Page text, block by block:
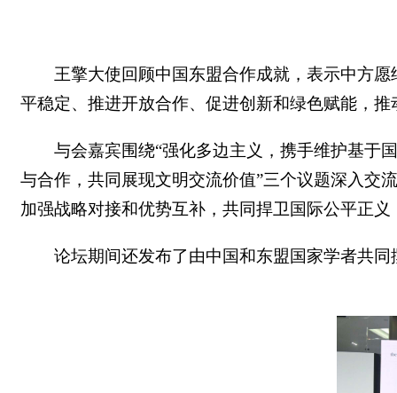
王擎大使回顾中国东盟合作成就，表示中方愿
平稳定、推进开放合作、 促进创新和绿色赋能 ， 推
与会嘉宾围绕“强化多边主义，携手维护基于
与合作，共同展现文明交流价值”三个议题深入交
加强战略对接和优势互补，共同捍卫国际公平正
论坛期间还发布了由中国和东盟国家学者共